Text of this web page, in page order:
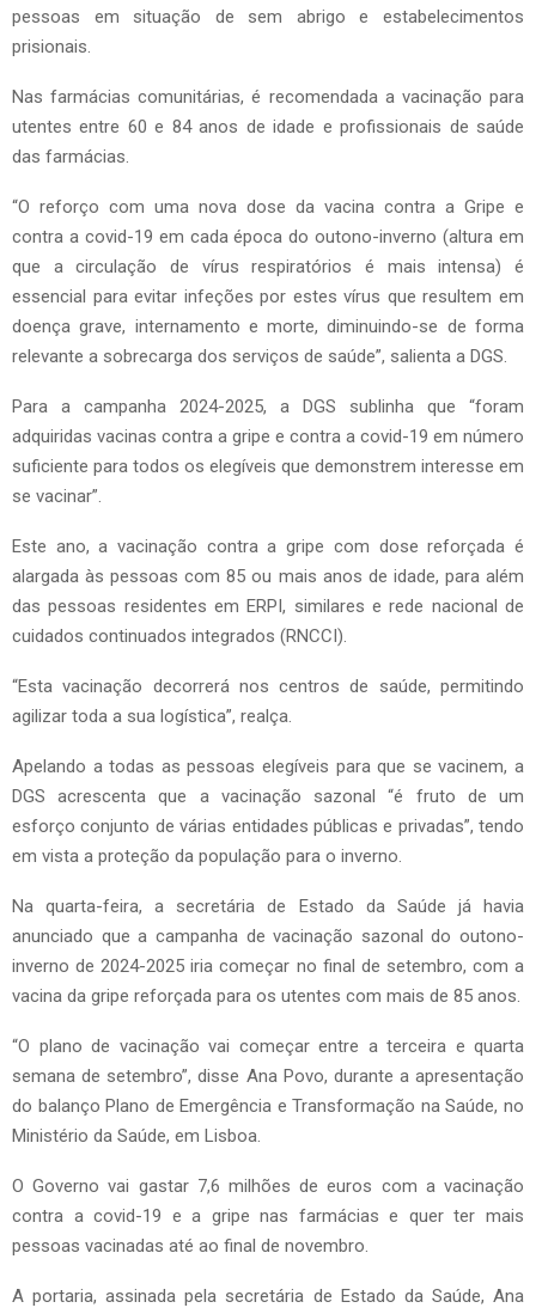
pessoas em situação de sem abrigo e estabelecimentos
prisionais.
Nas farmácias comunitárias, é recomendada a vacinação para
utentes entre 60 e 84 anos de idade e profissionais de saúde
das farmácias.
“O reforço com uma nova dose da vacina contra a Gripe e
contra a covid-19 em cada época do outono-inverno (altura em
que a circulação de vírus respiratórios é mais intensa) é
essencial para evitar infeções por estes vírus que resultem em
doença grave, internamento e morte, diminuindo-se de forma
relevante a sobrecarga dos serviços de saúde”, salienta a DGS.
Para a campanha 2024-2025, a DGS sublinha que “foram
adquiridas vacinas contra a gripe e contra a covid-19 em número
suficiente para todos os elegíveis que demonstrem interesse em
se vacinar”.
Este ano, a vacinação contra a gripe com dose reforçada é
alargada às pessoas com 85 ou mais anos de idade, para além
das pessoas residentes em ERPI, similares e rede nacional de
cuidados continuados integrados (RNCCI).
“Esta vacinação decorrerá nos centros de saúde, permitindo
agilizar toda a sua logística”, realça.
Apelando a todas as pessoas elegíveis para que se vacinem, a
DGS acrescenta que a vacinação sazonal “é fruto de um
esforço conjunto de várias entidades públicas e privadas”, tendo
em vista a proteção da população para o inverno.
Na quarta-feira, a secretária de Estado da Saúde já havia
anunciado que a campanha de vacinação sazonal do outono-
inverno de 2024-2025 iria começar no final de setembro, com a
vacina da gripe reforçada para os utentes com mais de 85 anos.
“O plano de vacinação vai começar entre a terceira e quarta
semana de setembro”, disse Ana Povo, durante a apresentação
do balanço Plano de Emergência e Transformação na Saúde, no
Ministério da Saúde, em Lisboa.
O Governo vai gastar 7,6 milhões de euros com a vacinação
contra a covid-19 e a gripe nas farmácias e quer ter mais
pessoas vacinadas até ao final de novembro.
A portaria, assinada pela secretária de Estado da Saúde, Ana